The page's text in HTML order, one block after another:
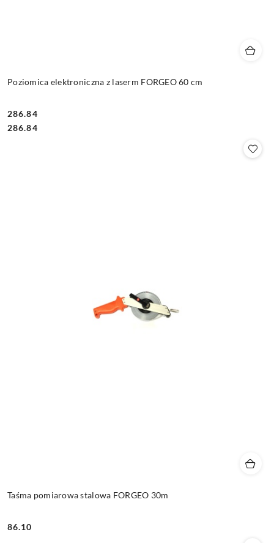
Poziomica elektroniczna z laserm FORGEO 60 cm
Cena:
286.84
Cena:
286.84
Taśma pomiarowa stalowa FORGEO 30m
Cena:
86.10